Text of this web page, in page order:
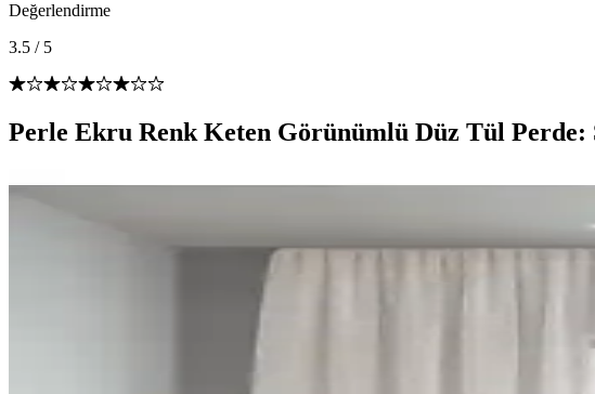
Değerlendirme
3.5 / 5
Perle Ekru Renk Keten Görünümlü Düz Tül Perde: